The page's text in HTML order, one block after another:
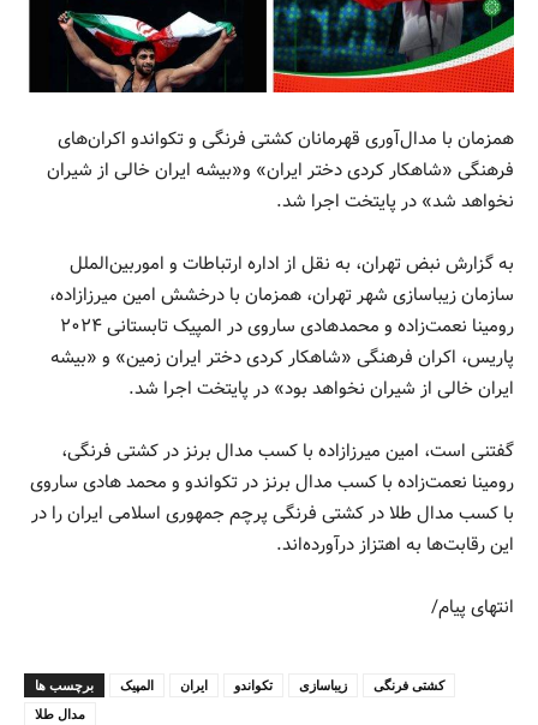
همزمان با مدال‌آوری قهرمانان کشتی فرنگی و تکواندو اکران‌های
فرهنگی «شاهکار کردی دختر ایران» و«بیشه ایران خالی از شیران
نخواهد شد» در پایتخت اجرا شد.
به گزارش نبض تهران، به نقل از اداره ارتباطات و اموربین‌الملل
سازمان زیباسازی شهر تهران، همزمان با درخشش امین میرزازاده،
رومینا نعمت‌زاده و محمدهادی ساروی در المپیک تابستانی ۲۰۲۴
پاریس، اکران فرهنگی «شاهکار کردی دختر ایران زمین» و «بیشه
ایران خالی از شیران نخواهد بود» در پایتخت اجرا شد.
گفتنی است، امین میرزازاده با کسب مدال برنز در کشتی فرنگی،
رومینا نعمت‌زاده با کسب مدال برنز در تکواندو و محمد هادی ساروی
با کسب مدال طلا در کشتی فرنگی پرچم جمهوری اسلامی ایران را در
این رقابت‌ها به اهتزاز درآورده‌اند.
انتهای پیام/
برچسب ها المپیک ایران تکواندو زیباسازی
کشتی فرنگی
مدال طلا